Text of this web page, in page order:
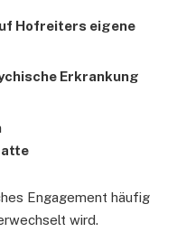
Hofreiters eigene
Erkrankung
Engagement häufig
wird.